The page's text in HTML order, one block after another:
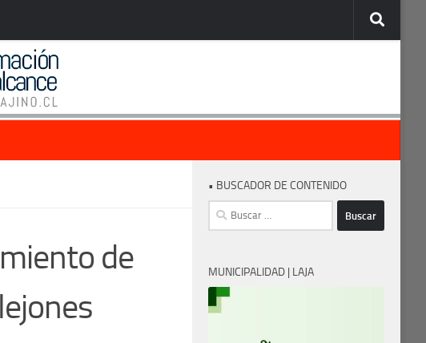
de
• BUSCADOR DE CONTENIDO
Buscar:
MUNICIPALIDAD | LAJA